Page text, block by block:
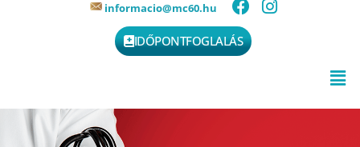
informacio@mc60.hu
IDŐPONTFOGLALÁS